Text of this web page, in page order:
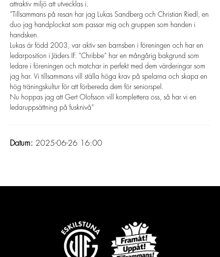
attraktiv miljö att utvecklas i.
”Tillsammans på resan har jag Lukas Sandberg och Christian Riedl, en
duo jag handplockat som passar mig och gruppen som handen i
handsken.
Lukas är född 2003, var aktiv sen barnsben i föreningen och har en
ledarposition i Jäders IF. ”Chribbe” har en mångårig bakgrund som
ledare i föreningen och matchar in perfekt med dem värderingar som
jag har. Vi tillsammans vill ställa höga krav på spelarna och skapa en
hög träningskultur för att förbereda dem för seniorspel.
Nu hoppas jag att Gert Olofsson vill komplettera oss, så har vi en
ledaruppsättning på fusknivå”
Datum: 2025-06-26 16:00